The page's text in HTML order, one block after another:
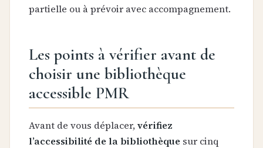
partielle ou à prévoir avec accompagnement.
Les points à vérifier avant de
choisir une bibliothèque
accessible PMR
Avant de vous déplacer,vérifiez
l’accessibilité de la bibliothèque sur cinq